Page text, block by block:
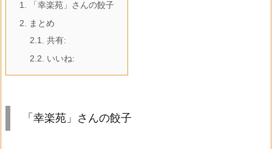
1.
「幸楽苑」さんの餃子
2.
まとめ
2.1.
共有:
2.2.
いいね:
「幸楽苑」さんの餃子